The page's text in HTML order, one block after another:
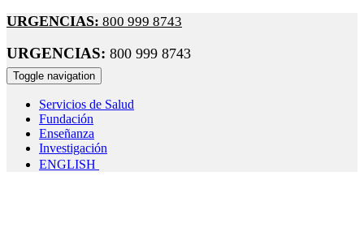
URGENCIAS: 800 999 8743
URGENCIAS: 800 999 8743
Toggle navigation
Servicios de Salud
Fundación
Enseñanza
Investigación
ENGLISH